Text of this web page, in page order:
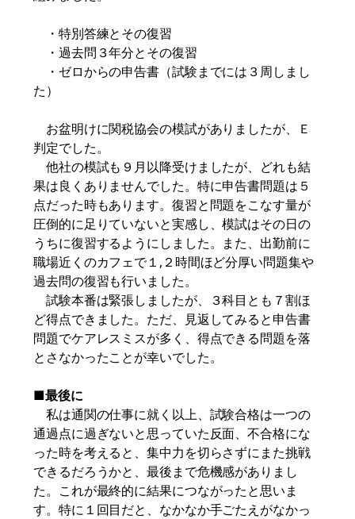
・特別答練とその復習
・過去問３年分とその復習
・ゼロからの申告書（試験までには３周しまし
た）
お盆明けに関税協会の模試がありましたが、Ｅ
判定でした。
他社の模試も９月以降受けましたが、どれも結
果は良くありませんでした。特に申告書問題は５
点だった時もあります。復習と問題をこなす量が
圧倒的に足りていないと実感し、模試はその日の
うちに復習するようにしました。また、出勤前に
職場近くのカフェで１,２時間ほど分厚い問題集や
過去問の復習も行いました。
試験本番は緊張しましたが、３科目とも７割ほ
ど得点できました。ただ、見返してみると申告書
問題でケアレスミスが多く、得点できる問題を落
とさなかったことが幸いでした。
■最後に
私は通関の仕事に就く以上、試験合格は一つの
通過点に過ぎないと思っていた反面、不合格にな
った時を考えると、集中力を切らさずにまた挑戦
できるだろうかと、最後まで危機感がありまし
た。これが最終的に結果につながったと思いま
す。特に１回目だと、なかなか手ごたえがなかっ